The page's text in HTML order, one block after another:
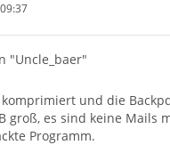
"Uncle_baer"
komprimiert und die
groß, es sind keine Mails
Programm.